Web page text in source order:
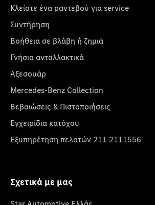
Κλείστε ένα ραντεβού για service
Συντήρηση
Βοήθεια σε βλάβη ή ζημιά
Γνήσια ανταλλακτικά
Αξεσουάρ
Mercedes-Benz Collection
Βεβαιώσεις & Πιστοποιήσεις
Εγχειρίδια κατόχου
Εξυπηρέτηση πελατών 211 2111556
Σχετικά με μας